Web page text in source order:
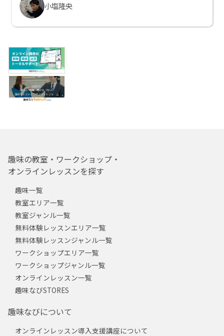
小塩隆央
趣味の教室・ワークショップ・
オンラインレッスンを探す
趣味一覧
教室エリア一覧
教室ジャンル一覧
無料体験レッスンエリア一覧
無料体験レッスンジャンル一覧
ワークショップエリア一覧
ワークショップジャンル一覧
オンラインレッスン一覧
趣味なびSTORES
趣味なびについて
オンラインレッスン導入支援講座について